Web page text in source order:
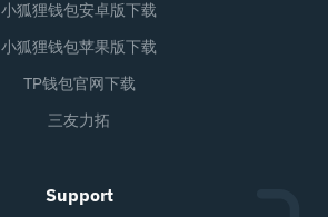
小狐狸钱包安卓版下载
小狐狸钱包苹果版下载
TP钱包官网下载
三友力拓
Support